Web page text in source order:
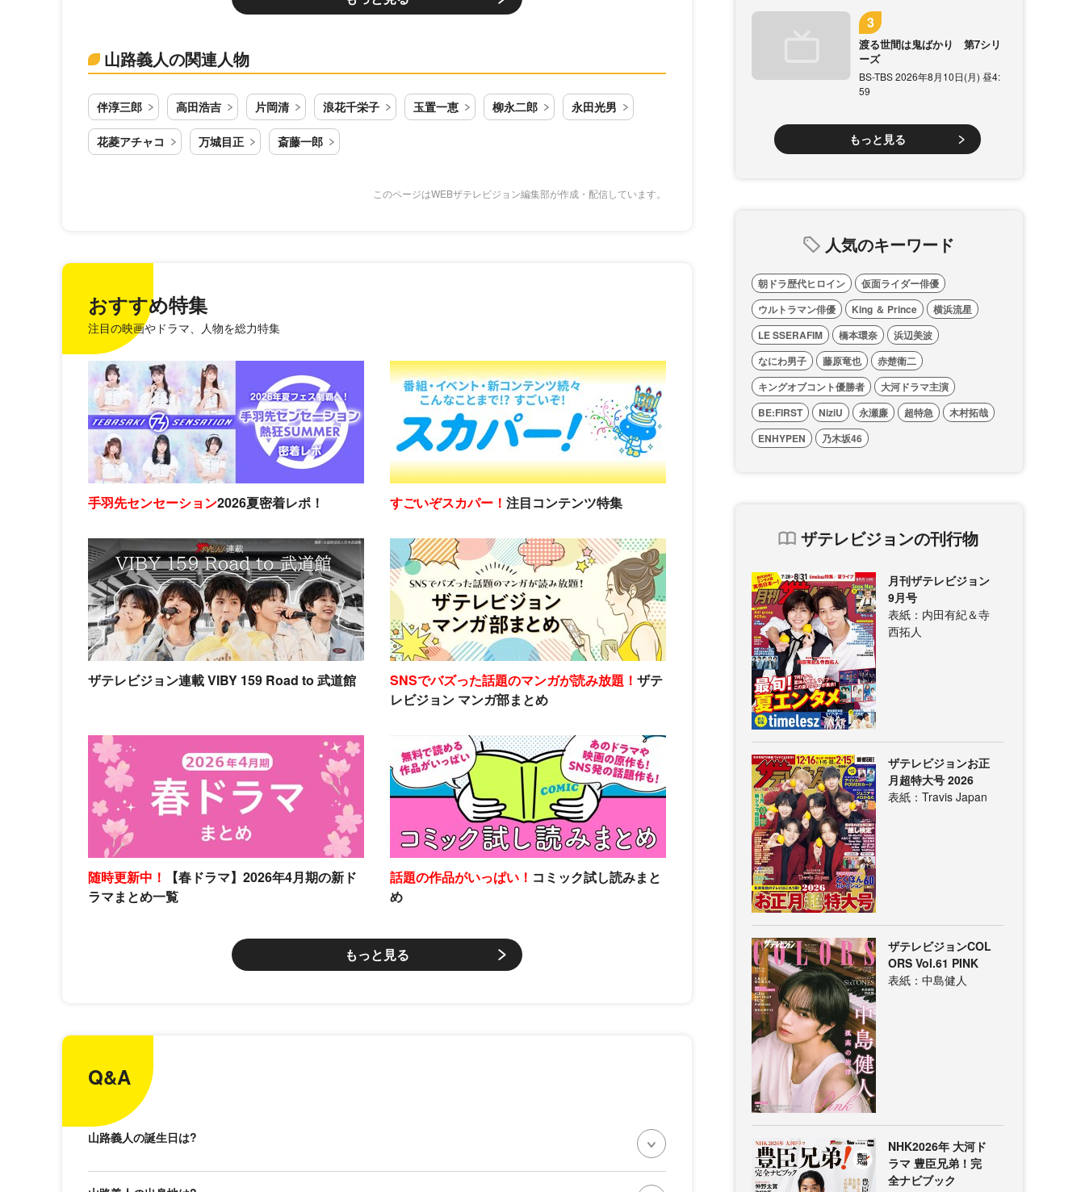
山路義人の関連人物
伴淳三郎 高田浩吉 片岡清 浪花千栄子 玉置一恵 柳永二郎 永田光男
花菱アチャコ 万城目正 斎藤一郎
このページはWEBザテレビジョン編集部が作成・配信しています。
おすすめ特集
注目の映画やドラマ、人物を総力特集
手羽先センセーション2026夏密着レポ！ すごいぞスカパー！ 注目コンテンツ特集
ザテレビジョン連載 VIBY 159 Road to 武道館 SNSでバズった話題のマンガが読み放題！ ザテ
レビジョン マンガ部まとめ
随時更新中！
【春ドラマ】2026年4月期の新ド
ラマまとめ一覧
話題の作品がいっぱい！ コミック試し読みまと
め
もっと見る
Q&A
山路義人の誕生日は?
渡る世間は鬼ばかり 第7シリ
ーズ
BS-TBS 2026年8月10日(月) 昼4:
59
もっと見る
人気のキーワード
朝ドラ歴代ヒロイン
仮面ライダー俳優
ウルトラマン俳優
King ＆ Prince
横浜流星
LE SSERAFIM
橋本環奈
浜辺美波
なにわ男子
藤原竜也
赤楚衛二
キングオブコント優勝者
大河ドラマ主演
BE:FIRST
NiziU 永瀬廉 超特急
木村拓哉
ENHYPEN
乃木坂46
ザテレビジョンの刊行物
月刊ザテレビジョン
9月号
表紙：内田有紀＆寺
西拓人
ザテレビジョンお正
月超特大号 2026
表紙：Travis Japan
ザテレビジョンCOL
ORS Vol.61 PINK
表紙：中島健人
NHK2026年 大河ド
ラマ 豊臣兄弟！完
全ナビブック